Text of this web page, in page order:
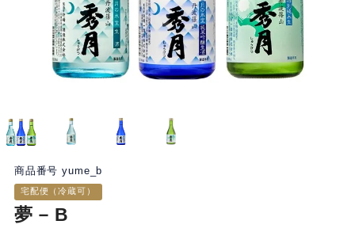
商品番号 yume_b
宅配便（冷蔵可）
夢－B